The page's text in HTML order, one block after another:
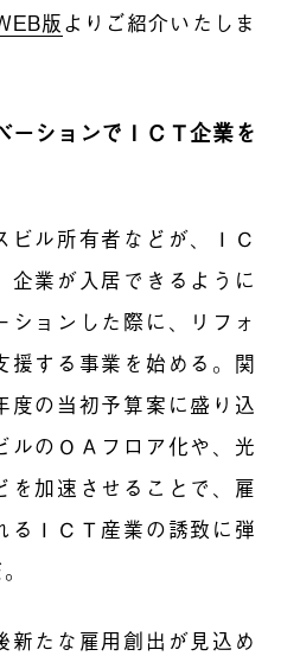
版よりご紹介いたしま
ーションでＩＣＴ企業を
ビル所有者などが、ＩＣ
企業が入居できるように
ションした際に、リフォ
援する事業を始める。関
度の当初予算案に盛り込
ルのＯＡフロア化や、光
を加速させることで、雇
るＩＣＴ産業の誘致に弾
新たな雇用創出が見込め